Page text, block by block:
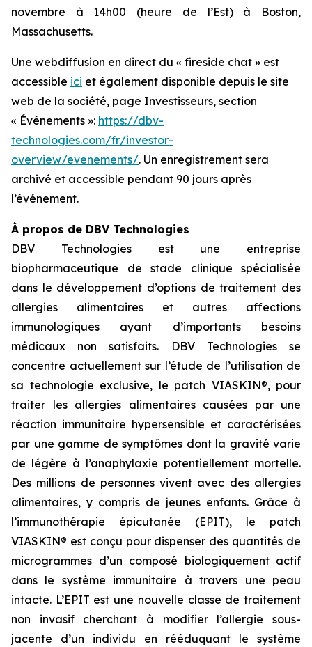
novembre à 14h00 (heure de l’Est) à Boston,
Massachusetts.
Une webdiffusion en direct du « fireside chat » est
accessible ici et également disponible depuis le site
web de la société, page Investisseurs, section
« Événements »: https://dbv-
technologies.com/fr/investor-
overview/evenements/. Un enregistrement sera
archivé et accessible pendant 90 jours après
l’événement.
À propos de DBV Technologies
DBV Technologies est une entreprise
biopharmaceutique de stade clinique spécialisée
dans le développement d’options de traitement des
allergies alimentaires et autres affections
immunologiques ayant d’importants besoins
médicaux non satisfaits. DBV Technologies se
concentre actuellement sur l’étude de l’utilisation de
sa technologie exclusive, le patch VIASKIN®, pour
traiter les allergies alimentaires causées par une
réaction immunitaire hypersensible et caractérisées
par une gamme de symptômes dont la gravité varie
de légère à l’anaphylaxie potentiellement mortelle.
Des millions de personnes vivent avec des allergies
alimentaires, y compris de jeunes enfants. Grâce à
l’immunothérapie épicutanée (EPIT), le patch
VIASKIN® est conçu pour dispenser des quantités de
microgrammes d’un composé biologiquement actif
dans le système immunitaire à travers une peau
intacte. L’EPIT est une nouvelle classe de traitement
non invasif cherchant à modifier l’allergie sous-
jacente d’un individu en rééduquant le système